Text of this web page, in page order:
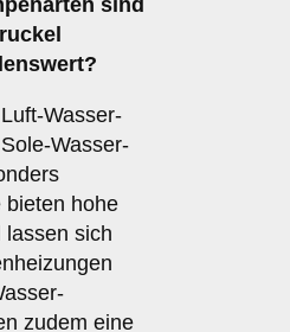
sind
Wasser-
Wasser-
bieten hohe
lassen sich
zudem eine